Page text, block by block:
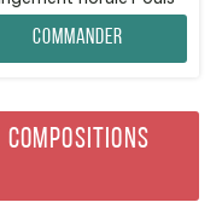
Commander